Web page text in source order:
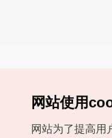
如有相关疑问或建
网站使用
网站为了提高用